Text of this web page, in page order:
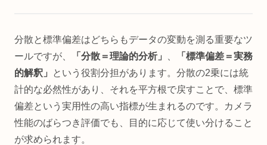
分散と標準偏差はどちらもデータの変動を測る重要なツ
ールですが、
「分散＝理論的分析」
「標準偏差＝実務
的解釈」
という役割分担があります。分散の2乗には統
計的な必然性があり、それを平方根で戻すことで、標準
偏差という実用性の高い指標が生まれるのです。カメラ
性能のばらつき評価でも、目的に応じて使い分けること
が求められます。